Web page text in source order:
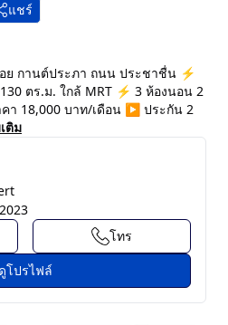
แชร์
ย กานต์ประภา ถนน ประชาชื่น ⚡
ตร.ม. ใกล้ MRT ⚡ 3 ห้องนอน 2
คา 18,000 บาท/เดือน ▶️ ประกัน 2
ติม
โทร
ดูโปรไฟล์